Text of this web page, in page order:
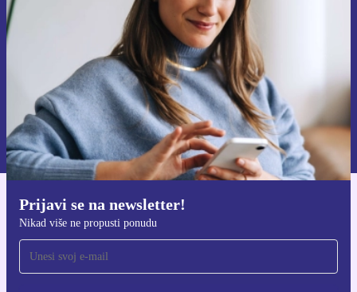
Prijavi se na newsletter!
Nikad više ne propusti ponudu
Zatraži kupon
Informacije o korištenju osobnih podataka možeš pronaći u našim
Pravilima privatnosti.
Preuzmi refurbed aplikaciju
Za iOS i Android